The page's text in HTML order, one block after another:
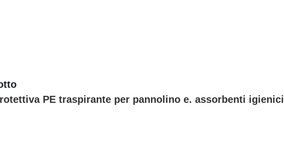
PE traspirante per pannolino e. assorbenti igienici